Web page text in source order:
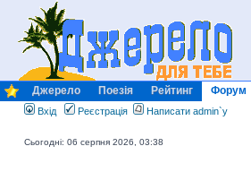
Джерело Поезія Рейтинг Форум
Вхід Реєстрація Написати admin`у
Сьогодні: 06 серпня 2026, 03:38